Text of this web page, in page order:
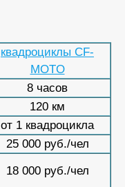
квадроциклы CF-
MOTO
8 часов
120 км
от 1 квадроцикла
25 000 руб./чел
18 000 руб./чел